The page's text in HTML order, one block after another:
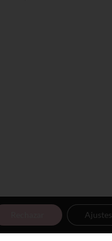
Ajustes